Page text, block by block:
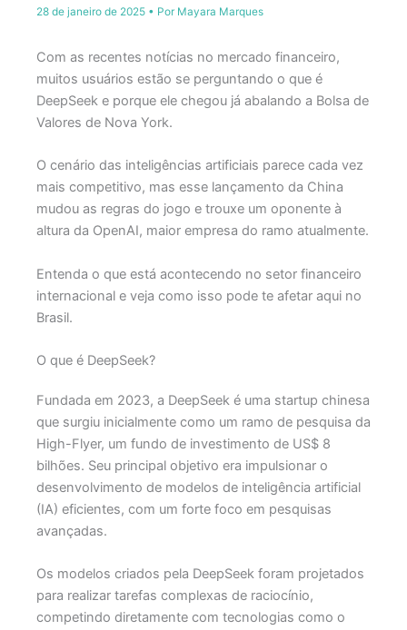
28 de janeiro de 2025 • Por Mayara Marques
Com as recentes notícias no mercado financeiro,
muitos usuários estão se perguntando o que é
DeepSeek e porque ele chegou já abalando a Bolsa de
Valores de Nova York.
O cenário das inteligências artificiais parece cada vez
mais competitivo, mas esse lançamento da China
mudou as regras do jogo e trouxe um oponente à
altura da OpenAI, maior empresa do ramo atualmente.
Entenda o que está acontecendo no setor financeiro
internacional e veja como isso pode te afetar aqui no
Brasil.
O que é DeepSeek?
Fundada em 2023, a DeepSeek é uma startup chinesa
que surgiu inicialmente como um ramo de pesquisa da
High-Flyer, um fundo de investimento de US$ 8
bilhões. Seu principal objetivo era impulsionar o
desenvolvimento de modelos de inteligência artificial
(IA) eficientes, com um forte foco em pesquisas
avançadas.
Os modelos criados pela DeepSeek foram projetados
para realizar tarefas complexas de raciocínio,
competindo diretamente com tecnologias como o